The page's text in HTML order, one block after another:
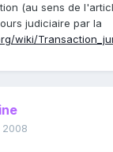
(au sens de
judiciaire par la
wiki/
2008